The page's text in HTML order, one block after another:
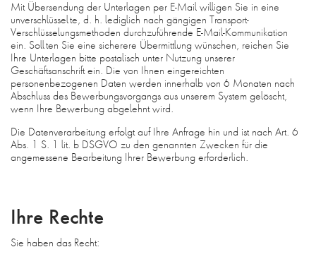
Mit Übersendung der Unterlagen per E-Mail willigen Sie in eine
unverschlüsselte, d. h. lediglich nach gängigen Transport-
Verschlüsselungsmethoden durchzuführende E-Mail-Kommunikation
ein. Sollten Sie eine sicherere Übermittlung wünschen, reichen Sie
Ihre Unterlagen bitte postalisch unter Nutzung unserer
Geschäftsanschrift ein. Die von Ihnen eingereichten
personenbezogenen Daten werden innerhalb von 6 Monaten nach
Abschluss des Bewerbungsvorgangs aus unserem System gelöscht,
wenn Ihre Bewerbung abgelehnt wird.
Die Datenverarbeitung erfolgt auf Ihre Anfrage hin und ist nach Art. 6
Abs. 1 S. 1 lit. b DSGVO zu den genannten Zwecken für die
angemessene Bearbeitung Ihrer Bewerbung erforderlich.
Ihre Rechte
Sie haben das Recht: